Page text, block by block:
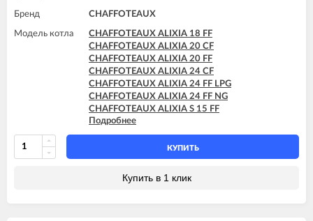
Бренд CHAFFOTEAUX
Модель котла
CHAFFOTEAUX ALIXIA 18 FF
CHAFFOTEAUX ALIXIA 20 CF
CHAFFOTEAUX ALIXIA 20 FF
CHAFFOTEAUX ALIXIA 24 CF
CHAFFOTEAUX ALIXIA 24 FF LPG
CHAFFOTEAUX ALIXIA 24 FF NG
CHAFFOTEAUX ALIXIA S 15 FF
CHAFFOTEAUX ALIXIA S 18 FF
CHAFFOTEAUX ALIXIA S 20 CF
CHAFFOTEAUX ALIXIA S 20 FF
CHAFFOTEAUX ALIXIA S 24 CF
CHAFFOTEAUX ALIXIA S 24 FF
Подробнее
КУПИТЬ
Купить в 1 клик